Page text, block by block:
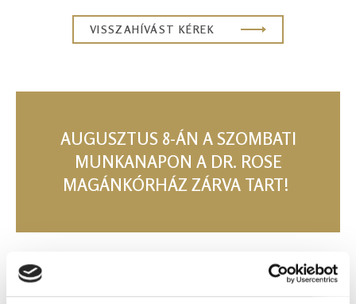
AUGUSZTUS 8-ÁN A SZOMBATI
MUNKANAPON A DR. ROSE
MAGÁNKÓRHÁZ ZÁRVA TART!